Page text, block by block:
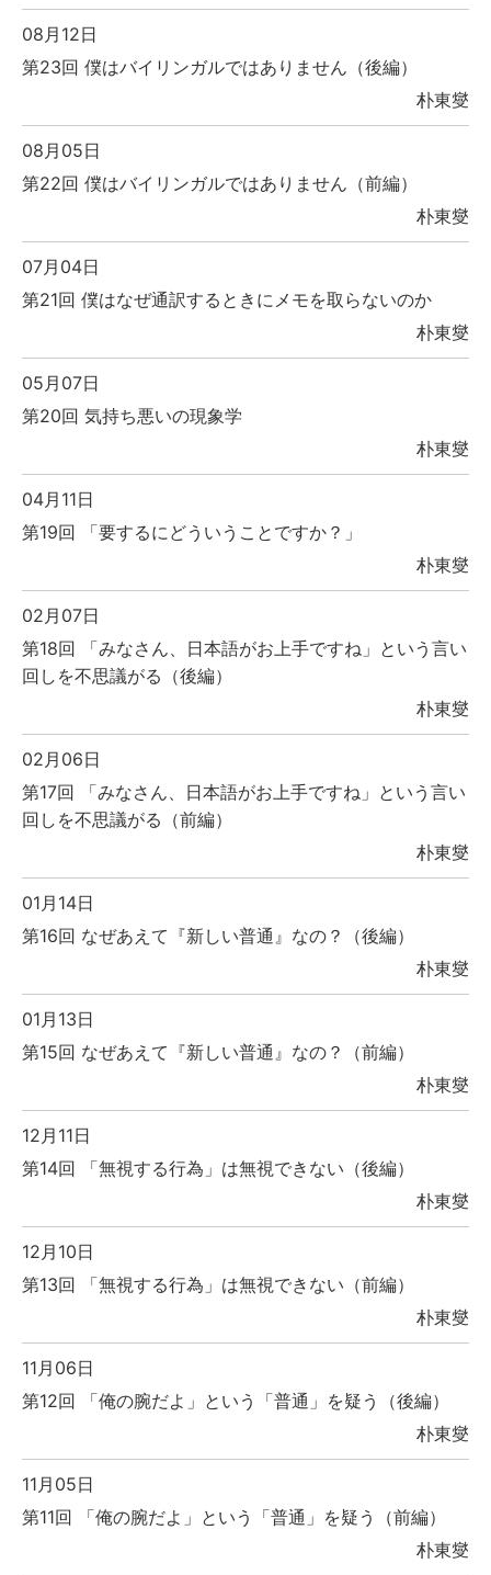
08月12日
第23回 僕はバイリンガルではありません（後編）
朴東燮
08月05日
第22回 僕はバイリンガルではありません（前編）
朴東燮
07月04日
第21回 僕はなぜ通訳するときにメモを取らないのか
朴東燮
05月07日
第20回 気持ち悪いの現象学
朴東燮
04月11日
第19回 「要するにどういうことですか？」
朴東燮
02月07日
第18回 「みなさん、日本語がお上手ですね」という言い
回しを不思議がる（後編）
朴東燮
02月06日
第17回 「みなさん、日本語がお上手ですね」という言い
回しを不思議がる（前編）
朴東燮
01月14日
第16回 なぜあえて『新しい普通』なの？（後編）
朴東燮
01月13日
第15回 なぜあえて『新しい普通』なの？（前編）
朴東燮
12月11日
第14回 「無視する行為」は無視できない（後編）
朴東燮
12月10日
第13回 「無視する行為」は無視できない（前編）
朴東燮
11月06日
第12回 「俺の腕だよ」という「普通」を疑う（後編）
朴東燮
11月05日
第11回 「俺の腕だよ」という「普通」を疑う（前編）
朴東燮